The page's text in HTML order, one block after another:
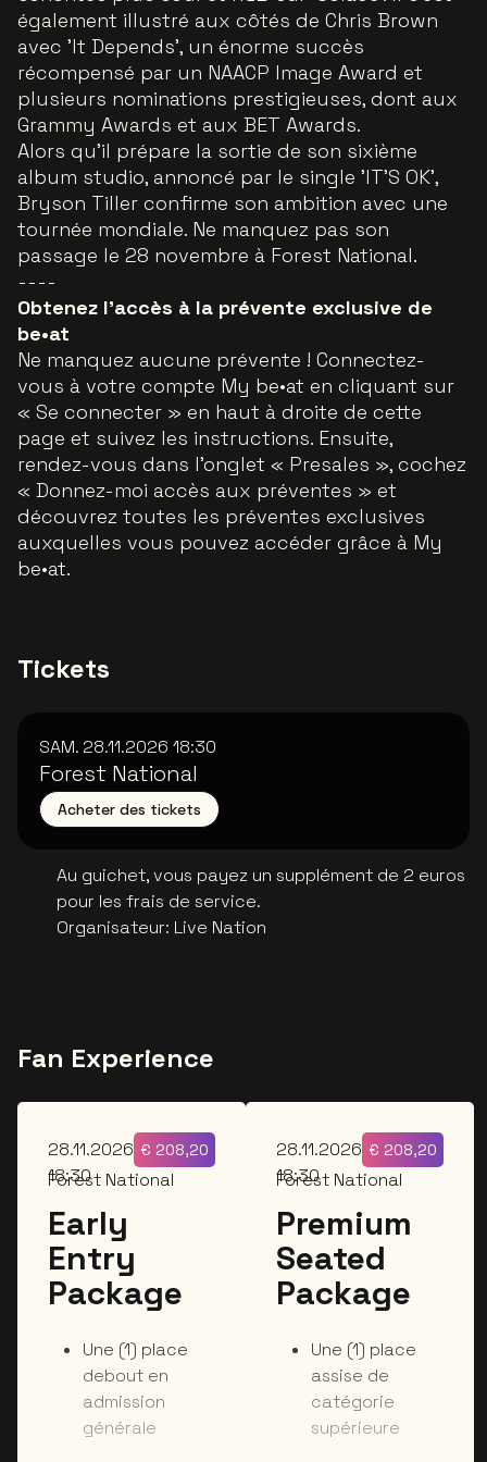
également illustré aux côtés de Chris Brown
avec 'It Depends', un énorme succès
récompensé par un NAACP Image Award et
plusieurs nominations prestigieuses, dont aux
Grammy Awards et aux BET Awards.
Alors qu’il prépare la sortie de son sixième
album studio, annoncé par le single 'IT'S OK',
Bryson Tiller confirme son ambition avec une
tournée mondiale. Ne manquez pas son
passage le 28 novembre à Forest National.
----
Obtenez l’accès à la prévente exclusive de
be•at
Ne manquez aucune prévente ! Connectez-
vous à votre compte My be•at en cliquant sur
« Se connecter » en haut à droite de cette
page et suivez les instructions. Ensuite,
rendez-vous dans l’onglet « Presales », cochez
« Donnez-moi accès aux préventes » et
découvrez toutes les préventes exclusives
auxquelles vous pouvez accéder grâce à My
be•at.
Tickets
SAM. 28.11.2026 18:30
Forest National
Acheter des tickets
Au guichet, vous payez un supplément de 2 euros
pour les frais de service.
Organisateur: Live Nation
Fan Experience
28.11.2026
18:30
€ 208,20
Forest National
Early
Entry
Package
Une (1) place
debout en
admission
générale
28.11.2026
18:30
€ 208,20
Forest National
Premium
Seated
Package
Une (1) place
assise de
catégorie
supérieure